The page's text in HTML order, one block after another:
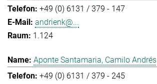
+49 (0) 6131 / 379 - 147
andrienk@...
1.124
Aponte Santamaria, Camilo Andrés
+49 (0) 6131 / 379 - 245